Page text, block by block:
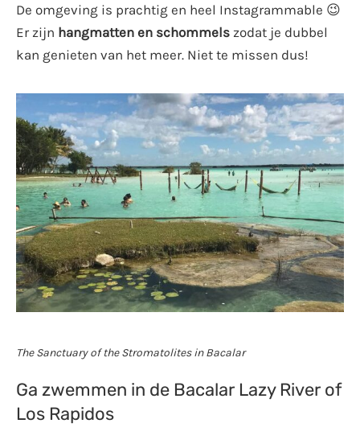
De omgeving is prachtig en heel Instagrammable 😉
Er zijn hangmatten en schommels zodat je dubbel
kan genieten van het meer. Niet te missen dus!
The Sanctuary of the Stromatolites in Bacalar
Ga zwemmen in de Bacalar Lazy River of
Los Rapidos